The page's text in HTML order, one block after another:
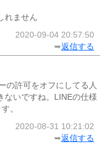
れません
2020-09-04 20:57:50
➥返信する
の許可をオフにしてる人
ないですね。LINEの仕様
。
2020-08-31 10:21:02
➥返信する